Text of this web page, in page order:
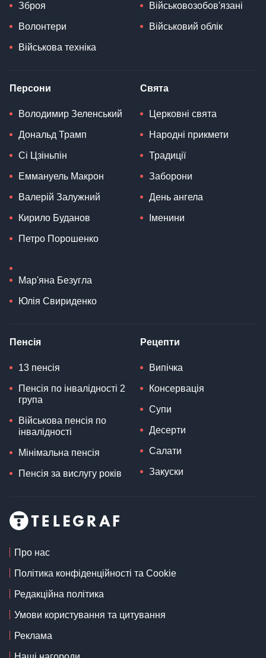
Зброя
Волонтери
Військова техніка
Військовозобов'язані
Військовий облік
Персони
Володимир Зеленський
Дональд Трамп
Сі Цзіньпін
Еммануель Макрон
Валерій Залужний
Кирило Буданов
Петро Порошенко
Мар'яна Безугла
Юлія Свириденко
Свята
Церковні свята
Народні прикмети
Традиції
Заборони
День ангела
Іменини
Пенсія
13 пенсія
Пенсія по інвалідності 2
група
Військова пенсія по
інвалідності
Мінімальна пенсія
Пенсія за вислугу років
Рецепти
Випічка
Консервація
Супи
Десерти
Салати
Закуски
Про нас
Політика конфіденційності та Cookie
Редакційна політика
Умови користування та цитування
Реклама